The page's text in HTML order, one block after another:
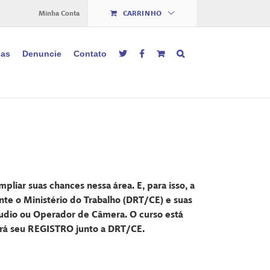
Minha Conta CARRINHO
Denuncie Contato
suas chances nessa área. E, para isso, a
o Ministério do Trabalho (DRT/CE) e suas
ou Operador de Câmera. O curso está
REGISTRO junto a DRT/CE.